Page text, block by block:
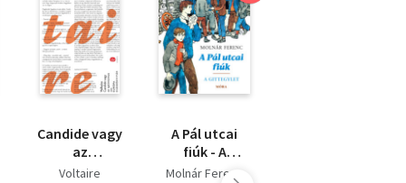
Candide vagy
az
optimizmus
Voltaire
A Pál utcai
fiúk - A
Gittegylet
Molnár Ferenc